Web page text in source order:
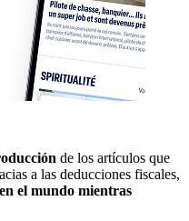
de los artículos que
a las deducciones fiscales,
el mundo mientras